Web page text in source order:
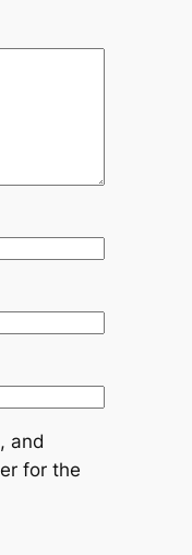
and
for the